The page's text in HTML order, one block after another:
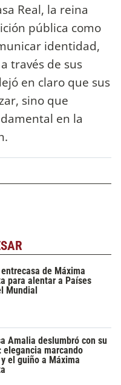
Real, la reina
pública como
identidad,
través de sus
en claro que sus
sino que
en la
de Máxima
para alentar a Países
Mundial
Amalia deslumbró con su
elegancia marcando
el guiño a Máxima